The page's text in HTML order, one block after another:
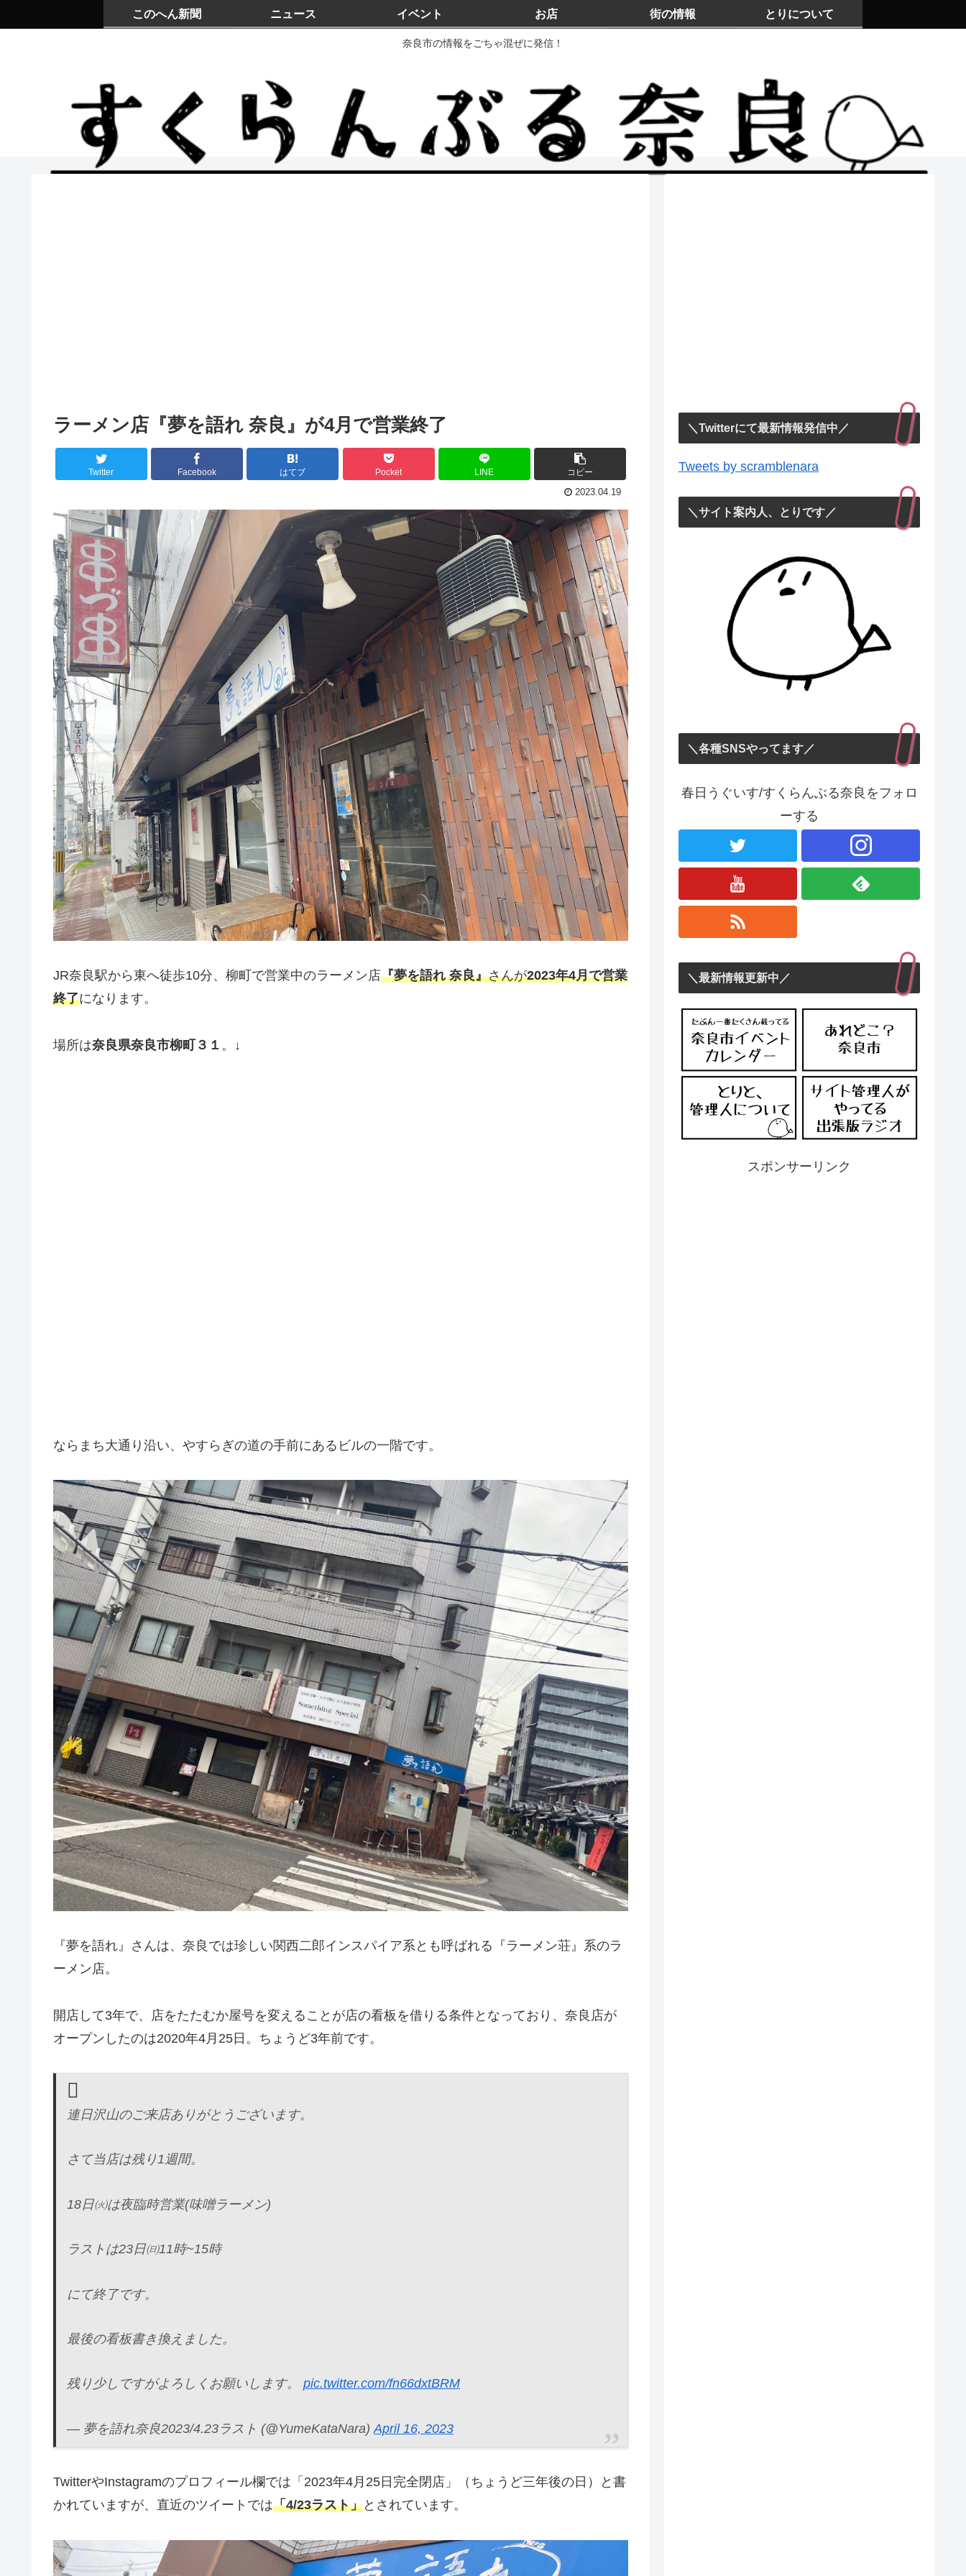
奈良市の情報をごちゃ混ぜに発信！
このへん新聞 ニュース イベント お店 街の情報 とりについて
ラーメン店『夢を語れ 奈良』が4月で営業終了
Twitter Facebook はてブ Pocket LINE コピー
2023.04.19
JR奈良駅から東へ徒歩10分、柳町で営業中のラーメン店『夢を語れ 奈良』さんが2023年4月で営業
終了になります。
場所は奈良県奈良市柳町３１ 。↓
ならまち大通り沿い、やすらぎの道の手前にあるビルの一階です。
『夢を語れ』さんは、奈良では珍しい関西二郎インスパイア系とも呼ばれる『ラーメン荘』系のラ
ーメン店。
開店して3年で、店をたたむか屋号を変えることが店の看板を借りる条件となっており、奈良店が
オープンしたのは2020年4月25日。ちょうど3年前です。
連日沢山のご来店ありがとうございます。
さて当店は残り1週間。
18日㈫は夜臨時営業(味噌ラーメン)
ラストは23日㈰11時~15時
にて終了です。
最後の看板書き換えました。
残り少しですがよろしくお願いします。 pic.twitter.com/fn66dxtBRM
— 夢を語れ奈良2023/4.23ラスト (@YumeKataNara) April 16, 2023
TwitterやInstagramのプロフィール欄では「2023年4月25日完全閉店」（ちょうど三年後の日）と書
かれていますが、直近のツイートでは「4/23ラスト」とされています。
＼Twitterにて最新情報発信中／
Tweets by scramblenara
＼サイト案内人、とりです／
＼各種SNSやってます／
春日うぐいす/すくらんぶる奈良をフォロ
ーする
＼最新情報更新中／
スポンサーリンク